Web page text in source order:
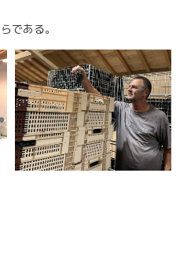
である。